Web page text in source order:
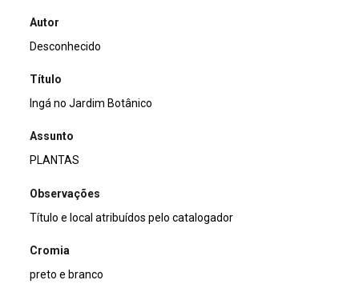
Autor
Desconhecido
Título
Ingá no Jardim Botânico
Assunto
PLANTAS
Observações
Título e local atribuídos pelo catalogador
Cromia
preto e branco